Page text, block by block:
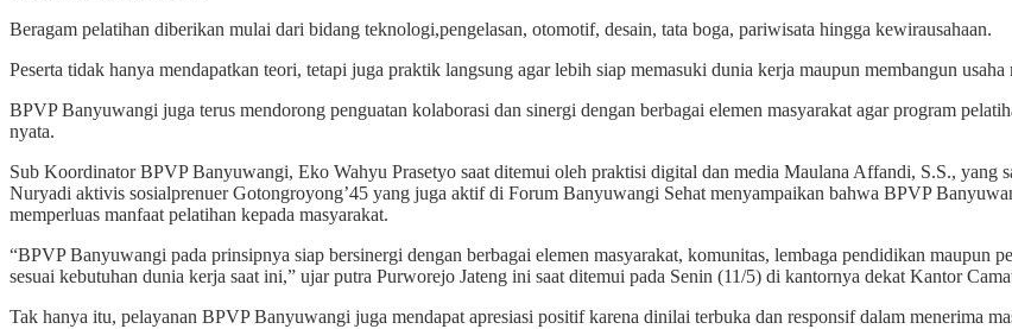
Beragam pelatihan diberikan mulai dari bidang teknologi,pengelasan, otomotif, desain, tata boga, pariwisata hingga kewirausahaan.
Peserta tidak hanya mendapatkan teori, tetapi juga praktik langsung agar lebih siap memasuki dunia kerja maupun membangun usaha
BPVP Banyuwangi juga terus mendorong penguatan kolaborasi dan sinergi dengan berbagai elemen masyarakat agar program
nyata.
Sub Koordinator BPVP Banyuwangi, Eko Wahyu Prasetyo saat ditemui oleh praktisi digital dan media Maulana Affandi, S.S., yang
Nuryadi aktivis sosialprenuer Gotongroyong’45 yang juga aktif di Forum Banyuwangi Sehat menyampaikan bahwa BPVP
memperluas manfaat pelatihan kepada masyarakat.
“BPVP Banyuwangi pada prinsipnya siap bersinergi dengan berbagai elemen masyarakat, komunitas, lembaga pendidikan maupun
sesuai kebutuhan dunia kerja saat ini,” ujar putra Purworejo Jateng ini saat ditemui pada Senin (11/5) di kantornya dekat Kantor
Tak hanya itu, pelayanan BPVP Banyuwangi juga mendapat apresiasi positif karena dinilai terbuka dan responsif dalam menerima